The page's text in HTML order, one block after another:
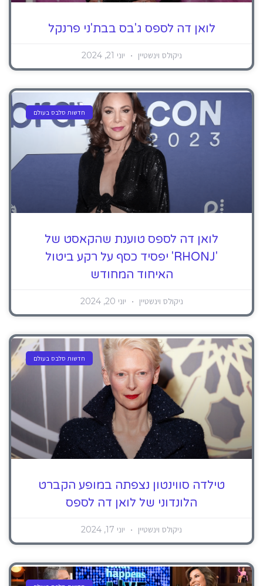
לואן דה לספס ג'בס בבת'ני פרנקל
ניקולס וינשטיין יוני 21, 2024
חדשות סלבס בעולם
לואן דה לספס טוענת שהקאסט של
'RHONJ' יפסיד כסף על רקע ביטול
האיחוד המחודש
ניקולס וינשטיין יוני 20, 2024
חדשות סלבס בעולם
טילדה סווינטון נצפתה במופע הקברט
הלונדוני של לואן דה לספס
ניקולס וינשטיין יוני 17, 2024